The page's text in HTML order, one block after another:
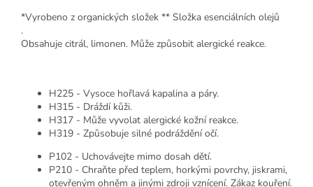
*Vyrobeno z organických složek ** Složka esenciálních olejů
.
Obsahuje citrál, limonen. Může způsobit alergické reakce.
H225 - Vysoce hořlavá kapalina a páry.
H315 - Dráždí kůži.
H317 - Může vyvolat alergické kožní reakce.
H319 - Způsobuje silné podráždění očí.
P102 - Uchovávejte mimo dosah dětí.
P210 - Chraňte před teplem, horkými povrchy, jiskrami,
otevřeným ohněm a jinými zdroji vznícení. Zákaz kouření.